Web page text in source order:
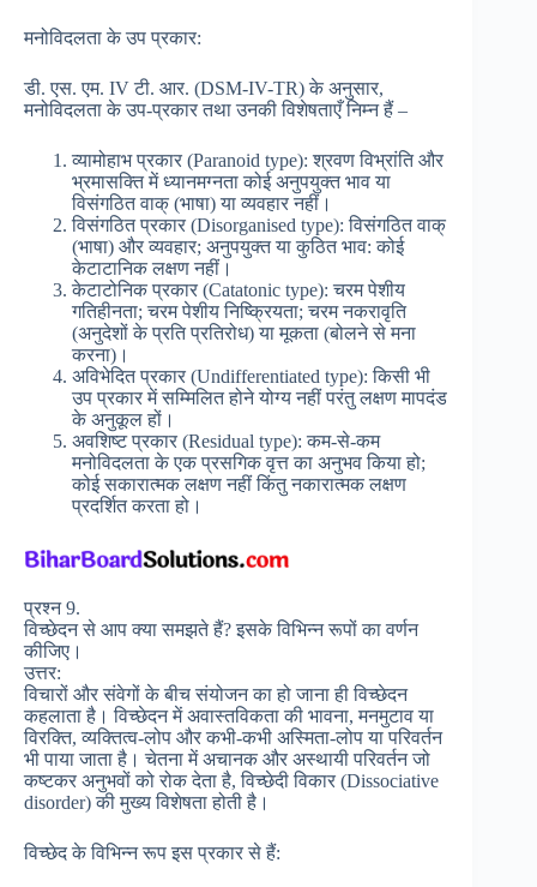
मनोविदलता के उप प्रकार:
डी. एस. एम. IV टी. आर. (DSM-IV-TR) के अनुसार,
मनोविदलता के उप-प्रकार तथा उनकी विशेषताएँ निम्न हैं –
व्यामोहाभ प्रकार (Paranoid type): श्रवण विभ्रांति और
भ्रमासक्ति में ध्यानमग्नता कोई अनुपयुक्त भाव या
विसंगठित वाक् (भाषा) या व्यवहार नहीं।
विसंगठित प्रकार (Disorganised type): विसंगठित वाक्
(भाषा) और व्यवहार; अनुपयुक्त या कुठित भाव: कोई
केटाटानिक लक्षण नहीं।
केटाटोनिक प्रकार (Catatonic type): चरम पेशीय
गतिहीनता; चरम पेशीय निष्क्रियता; चरम नकरावृति
(अनुदेशों के प्रति प्रतिरोध) या मूकता (बोलने से मना
करना)।
अविभेदित प्रकार (Undifferentiated type): किसी भी
उप प्रकार में सम्मिलित होने योग्य नहीं परंतु लक्षण मापदंड
के अनुकूल हों।
अवशिष्ट प्रकार (Residual type): कम-से-कम
मनोविदलता के एक प्रसगिक वृत्त का अनुभव किया हो;
कोई सकारात्मक लक्षण नहीं किंतु नकारात्मक लक्षण
प्रदर्शित करता हो।
प्रश्न 9.
विच्छेदन से आप क्या समझते हैं? इसके विभिन्न रूपों का वर्णन
कीजिए।
उत्तर:
विचारों और संवेगों के बीच संयोजन का हो जाना ही विच्छेदन
कहलाता है। विच्छेदन में अवास्तविकता की भावना, मनमुटाव या
विरक्ति, व्यक्तित्व-लोप और कभी-कभी अस्मिता-लोप या परिवर्तन
भी पाया जाता है। चेतना में अचानक और अस्थायी परिवर्तन जो
कष्टकर अनुभवों को रोक देता है, विच्छेदी विकार (Dissociative
disorder) की मुख्य विशेषता होती है।
विच्छेद के विभिन्न रूप इस प्रकार से हैं: